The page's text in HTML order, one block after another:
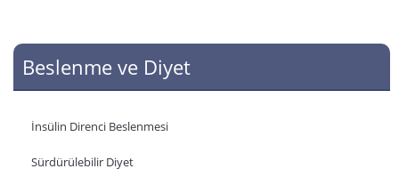
Beslenme ve Diyet
İnsülin Direnci Beslenmesi
Sürdürülebilir Diyet